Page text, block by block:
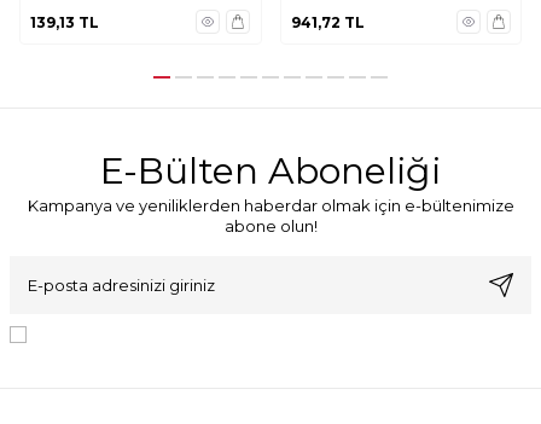
139,13 TL 941,72 TL
E-Bülten Aboneliği
Kampanya ve yeniliklerden haberdar olmak için e-bültenimize
abone olun!